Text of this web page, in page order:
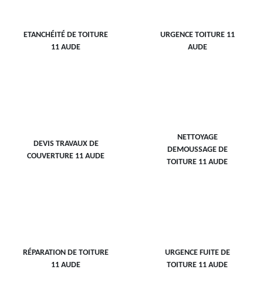
ETANCHÉITÉ DE TOITURE
11 AUDE
URGENCE TOITURE 11
AUDE
DEVIS TRAVAUX DE
COUVERTURE 11 AUDE
NETTOYAGE
DEMOUSSAGE DE
TOITURE 11 AUDE
RÉPARATION DE TOITURE
11 AUDE
URGENCE FUITE DE
TOITURE 11 AUDE